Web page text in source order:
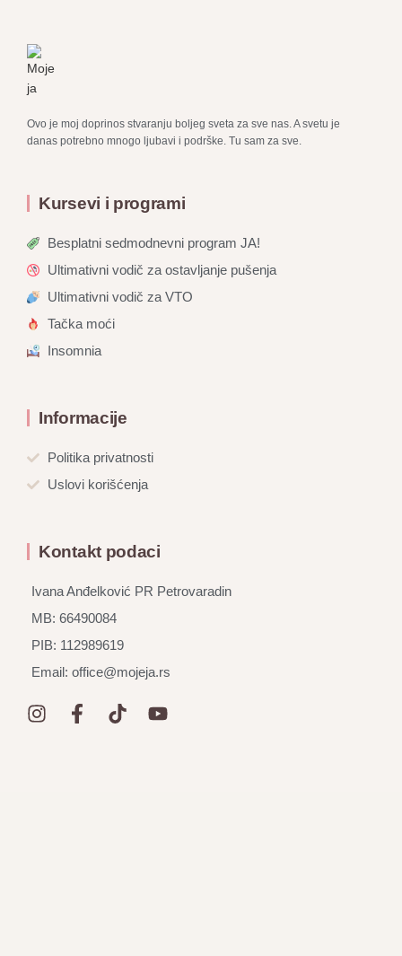
Ovo je moj doprinos stvaranju boljeg sveta za sve nas. A svetu je
danas potrebno mnogo ljubavi i podrške. Tu sam za sve.
Kursevi i programi
Besplatni sedmodnevni program JA!
Ultimativni vodič za ostavljanje pušenja
Ultimativni vodič za VTO
Tačka moći
Insomnia
Informacije
Politika privatnosti
Uslovi korišćenja
Kontakt podaci
Ivana Anđelković PR Petrovaradin
MB: 66490084
PIB: 112989619
Email: office@mojeja.rs